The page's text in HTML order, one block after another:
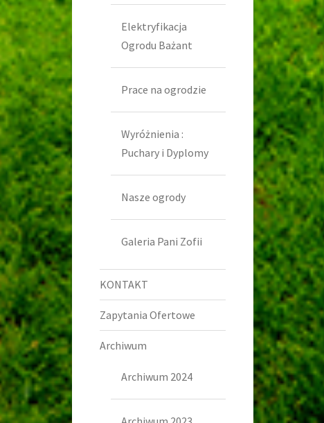
Elektryfikacja
Ogrodu Bażant
Prace na ogrodzie
Wyróżnienia :
Puchary i Dyplomy
Nasze ogrody
Galeria Pani Zofii
KONTAKT
Zapytania Ofertowe
Archiwum
Archiwum 2024